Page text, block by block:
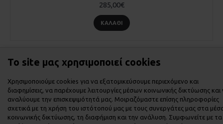
285,00€
ΚΑΛΆΘΙ
Εμφάνιση 1 έως 2 από 2 (1 Σελ.)
Το site μας χρησιμοποιεί cookies
Χρησιμοποιούμε cookies για να εξατομικεύσουμε περιεχόμενο και
διαφημίσεις, να παρέχουμε λειτουργίες μέσων κοινωνικής δικτύωσης και
αναλύουμε την επισκεψιμότητά μας. Μοιραζόμαστε επίσης πληροφορίες
σχετικά με τη χρήση του ιστότοπού μας με τους συνεργάτες μας στα
κοινωνικής δικτύωσης, τη διαφήμιση και την ανάλυση. Συμφωνείτε με τα